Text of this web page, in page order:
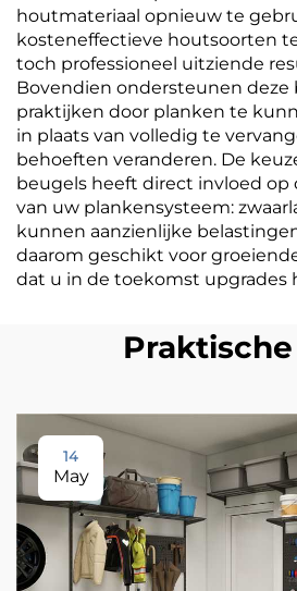
houtmateriaal opnieuw te
kosteneffectieve houtsoorten
toch professioneel uitziende
Bovendien ondersteunen deze
praktijken door planken te
in plaats van volledig te
behoeften veranderen. De
beugels heeft direct invloed op
van uw plankensysteem:
kunnen aanzienlijke
daarom geschikt voor
dat u in de toekomst upgrades
14
May